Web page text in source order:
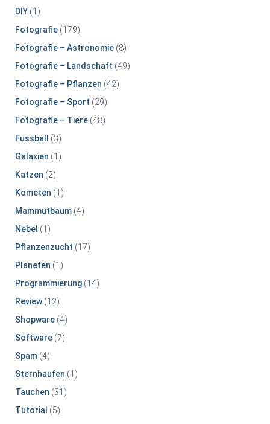
DIY (1)
Fotografie (179)
Fotografie – Astronomie (8)
Fotografie – Landschaft (49)
Fotografie – Pflanzen (42)
Fotografie – Sport (29)
Fotografie – Tiere (48)
Fussball
(3)
Galaxien (1)
Katzen (2)
Kometen (1)
Mammutbaum (4)
Nebel (1)
Pflanzenzucht (17)
Planeten (1)
Programmierung (14)
Review (12)
Shopware (4)
Software (7)
Spam (4)
Sternhaufen (1)
Tauchen (31)
Tutorial (5)